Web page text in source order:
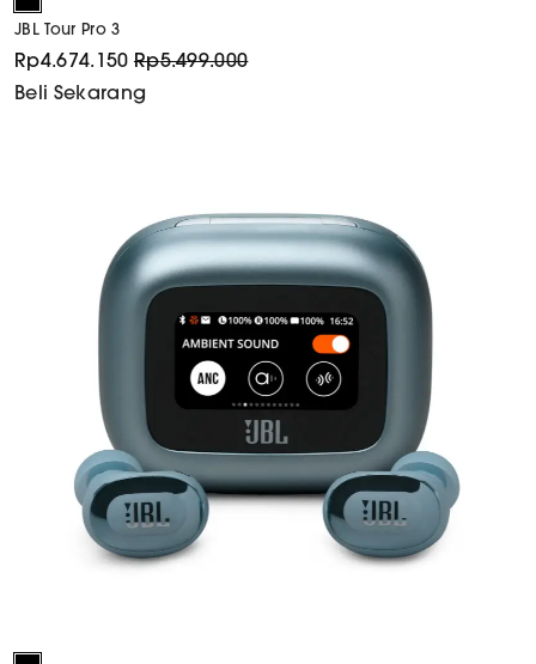
JBL Tour Pro 3
Rp4.674.150 Rp5.499.000
Beli Sekarang